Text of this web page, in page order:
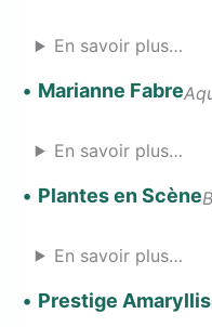
En savoir plus…
• Marianne Fabre
En savoir plus…
• Plantes en Scène
En savoir plus…
• Prestige Amaryllis